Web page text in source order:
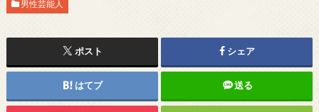
男性芸能人
ポスト シェア
はてブ 送る